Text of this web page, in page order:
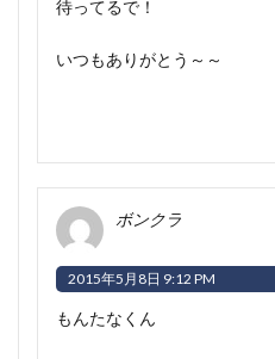
待ってるで！
いつもありがとう～～
ボンクラ
2015年5月8日 9:12 PM
もんたなくん